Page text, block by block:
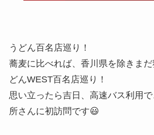
うどん百名店巡り！
蕎麦に比べれば、香川県を除きまだ
どんWEST百名店巡り！
思い立ったら吉日、高速バス利用
所さんに初訪問です😃